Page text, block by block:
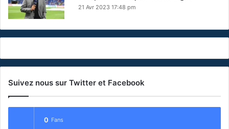
21 Avr 2023 17:48 pm
Suivez nous sur Twitter et Facebook
0 Fans